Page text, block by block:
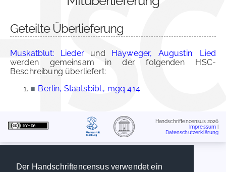
Der Handschriftencensus verwendet ein
Geteilte Überlieferung
Muskatblut: Liederund Hayweger, Augustin: Lied
werden gemeinsam in der folgenden HSC-
Beschreibung überliefert:
■ Berlin, Staatsbibl., mgq 414
Handschriftencensus 2026
Impressum
Datenschutzerklärung